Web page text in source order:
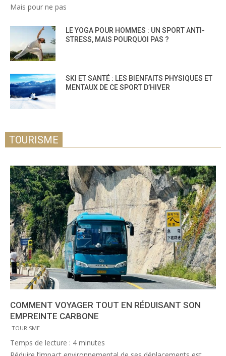
Mais pour ne pas
LE YOGA POUR HOMMES : UN SPORT ANTI-
STRESS, MAIS POURQUOI PAS ?
SKI ET SANTÉ : LES BIENFAITS PHYSIQUES ET
MENTAUX DE CE SPORT D’HIVER
TOURISME
COMMENT VOYAGER TOUT EN RÉDUISANT SON
EMPREINTE CARBONE
TOURISME
Temps de lecture : 4 minutes